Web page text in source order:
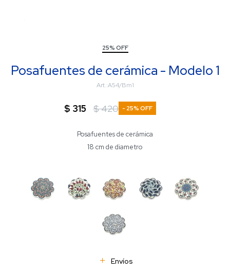
25% OFF
Posafuentes de cerámica - Modelo 1
A54/Bm1
$ 315 $420 25
Posafuentes de cerámica
18 cm de diametro
Envíos